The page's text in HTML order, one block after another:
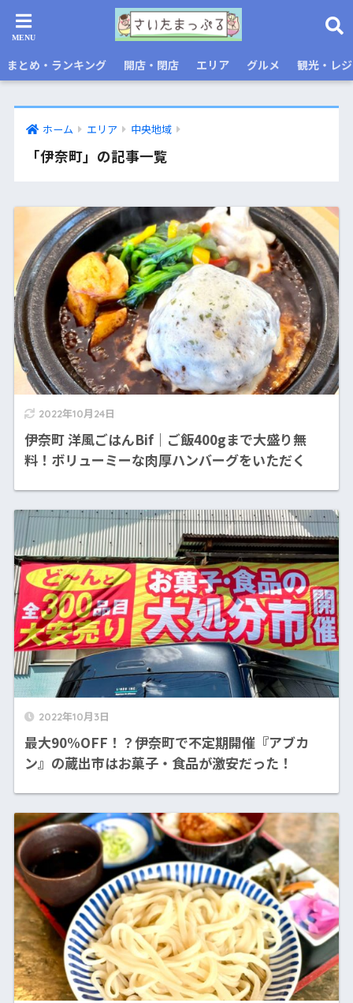
まとめ・ランキング 開店・閉店 エリア グルメ 観光・レ
ホーム エリア 中央地域
「伊奈町」の記事一覧
2022年10月24日
伊奈町 洋風ごはんBif｜ご飯400gまで大盛り無
料！ボリューミーな肉厚ハンバーグをいただく
2022年10月3日
最大90%OFF！？伊奈町で不定期開催『アブカ
ン』の蔵出市はお菓子・食品が激安だった！